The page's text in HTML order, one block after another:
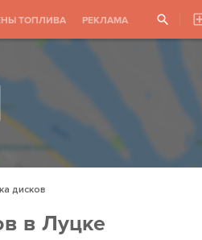
ТОПЛИВА РЕКЛАМА
дисков
в Луцке